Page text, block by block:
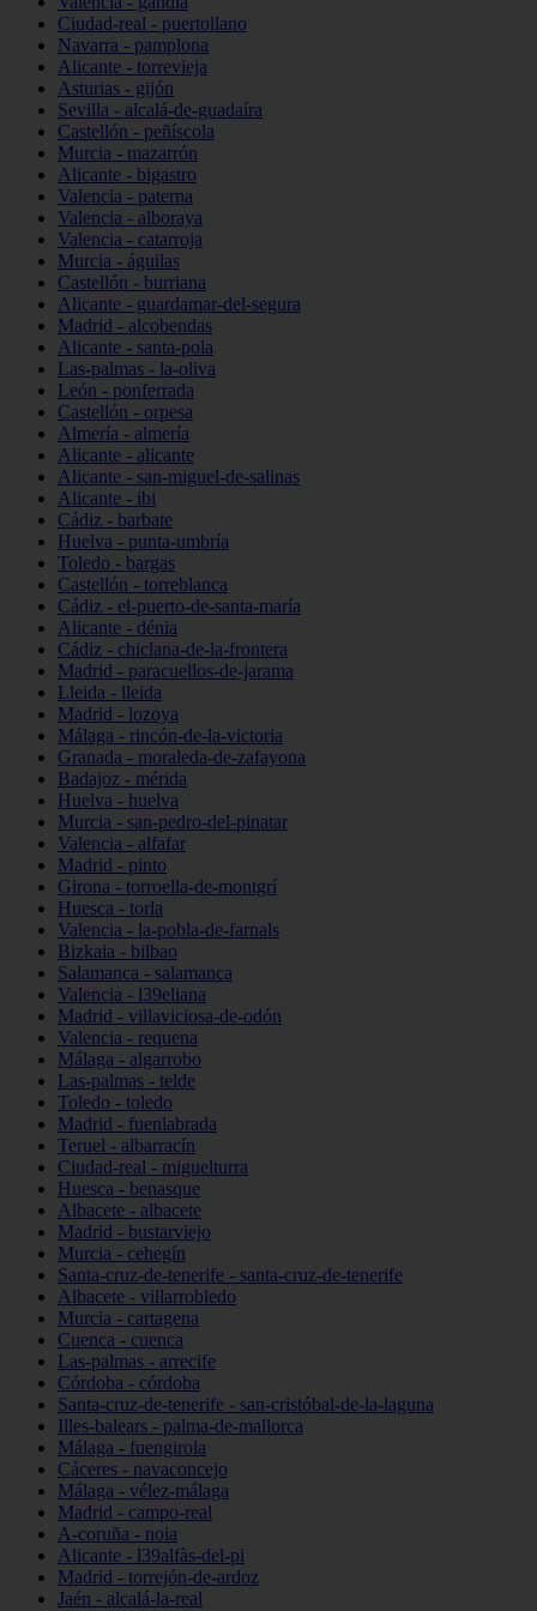
Ciudad-real - puertollano
Navarra - pamplona
Alicante - torrevieja
Asturias - gijón
Sevilla - alcalá-de-guadaíra
Castellón - peñíscola
Murcia - mazarrón
Alicante - bigastro
Valencia - paterna
Valencia - alboraya
Valencia - catarroja
Murcia - águilas
Castellón - burriana
Alicante - guardamar-del-segura
Madrid - alcobendas
Alicante - santa-pola
Las-palmas - la-oliva
León - ponferrada
Castellón - orpesa
Almería - almería
Alicante - alicante
Alicante - san-miguel-de-salinas
Alicante - ibi
Cádiz - barbate
Huelva - punta-umbría
Toledo - bargas
Castellón - torreblanca
Cádiz - el-puerto-de-santa-maría
Alicante - dénia
Cádiz - chiclana-de-la-frontera
Madrid - paracuellos-de-jarama
Lleida - lleida
Madrid - lozoya
Málaga - rincón-de-la-victoria
Granada - moraleda-de-zafayona
Badajoz - mérida
Huelva - huelva
Murcia - san-pedro-del-pinatar
Valencia - alfafar
Madrid - pinto
Girona - torroella-de-montgrí
Huesca - torla
Valencia - la-pobla-de-farnals
Bizkaia - bilbao
Salamanca - salamanca
Valencia - l39eliana
Madrid - villaviciosa-de-odón
Valencia - requena
Málaga - algarrobo
Las-palmas - telde
Toledo - toledo
Madrid - fuenlabrada
Teruel - albarracín
Ciudad-real - miguelturra
Huesca - benasque
Albacete - albacete
Madrid - bustarviejo
Murcia - cehegín
Santa-cruz-de-tenerife - santa-cruz-de-tenerife
Albacete - villarrobledo
Murcia - cartagena
Cuenca - cuenca
Las-palmas - arrecife
Córdoba - córdoba
Santa-cruz-de-tenerife - san-cristóbal-de-la-laguna
Illes-balears - palma-de-mallorca
Málaga - fuengirola
Cáceres - navaconcejo
Málaga - vélez-málaga
Madrid - campo-real
A-coruña - noia
Alicante - l39alfàs-del-pi
Madrid - torrejón-de-ardoz
Jaén - alcalá-la-real